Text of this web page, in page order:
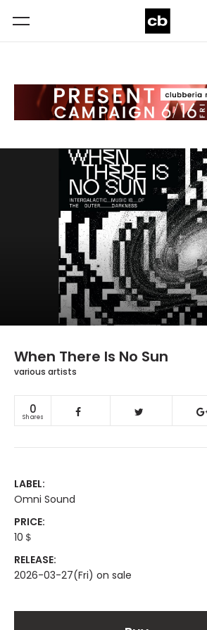
When There Is No Sun
various artists
0
Shares
LABEL:
Omni Sound
PRICE:
10＄
RELEASE:
2026-03-27(Fri) on sale